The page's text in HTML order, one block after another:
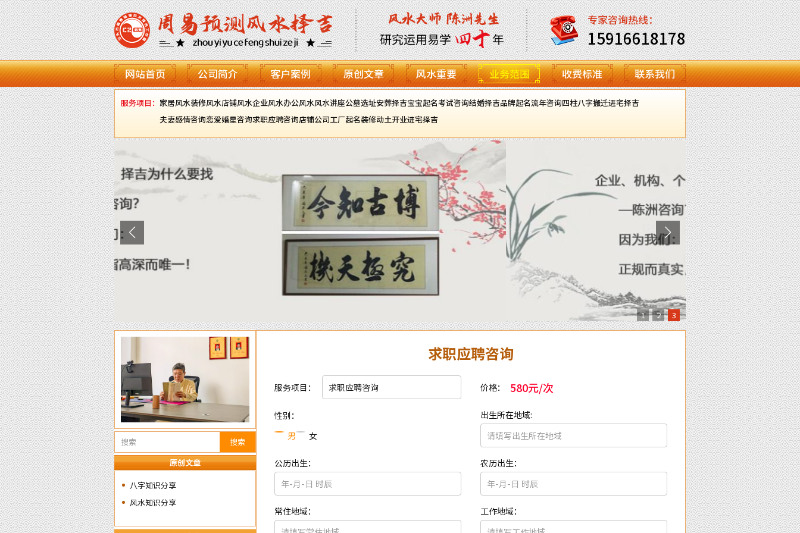
专家咨询热线：
15916618178
网站首页 公司简介 客户案例 原创文章 风水重要 业务范围 收费标准 联系我们
服务项目： 家居风水装修风水店铺风水企业风水办公风水风水讲座公墓选址安葬择吉宝宝起名考试咨询结婚择吉品牌起名流年咨询四柱八字搬迁进宅择吉
夫妻感情咨询恋爱婚星咨询求职应聘咨询店铺公司工厂起名装修动土开业进宅择吉
1 2 3
搜索
原创文章
八字知识分享
风水知识分享
求职应聘咨询
服务项目： 价格： 580元/次
性别：
男
女
出生所在地域:
公历出生： 农历出生：
常住地域： 工作地域：